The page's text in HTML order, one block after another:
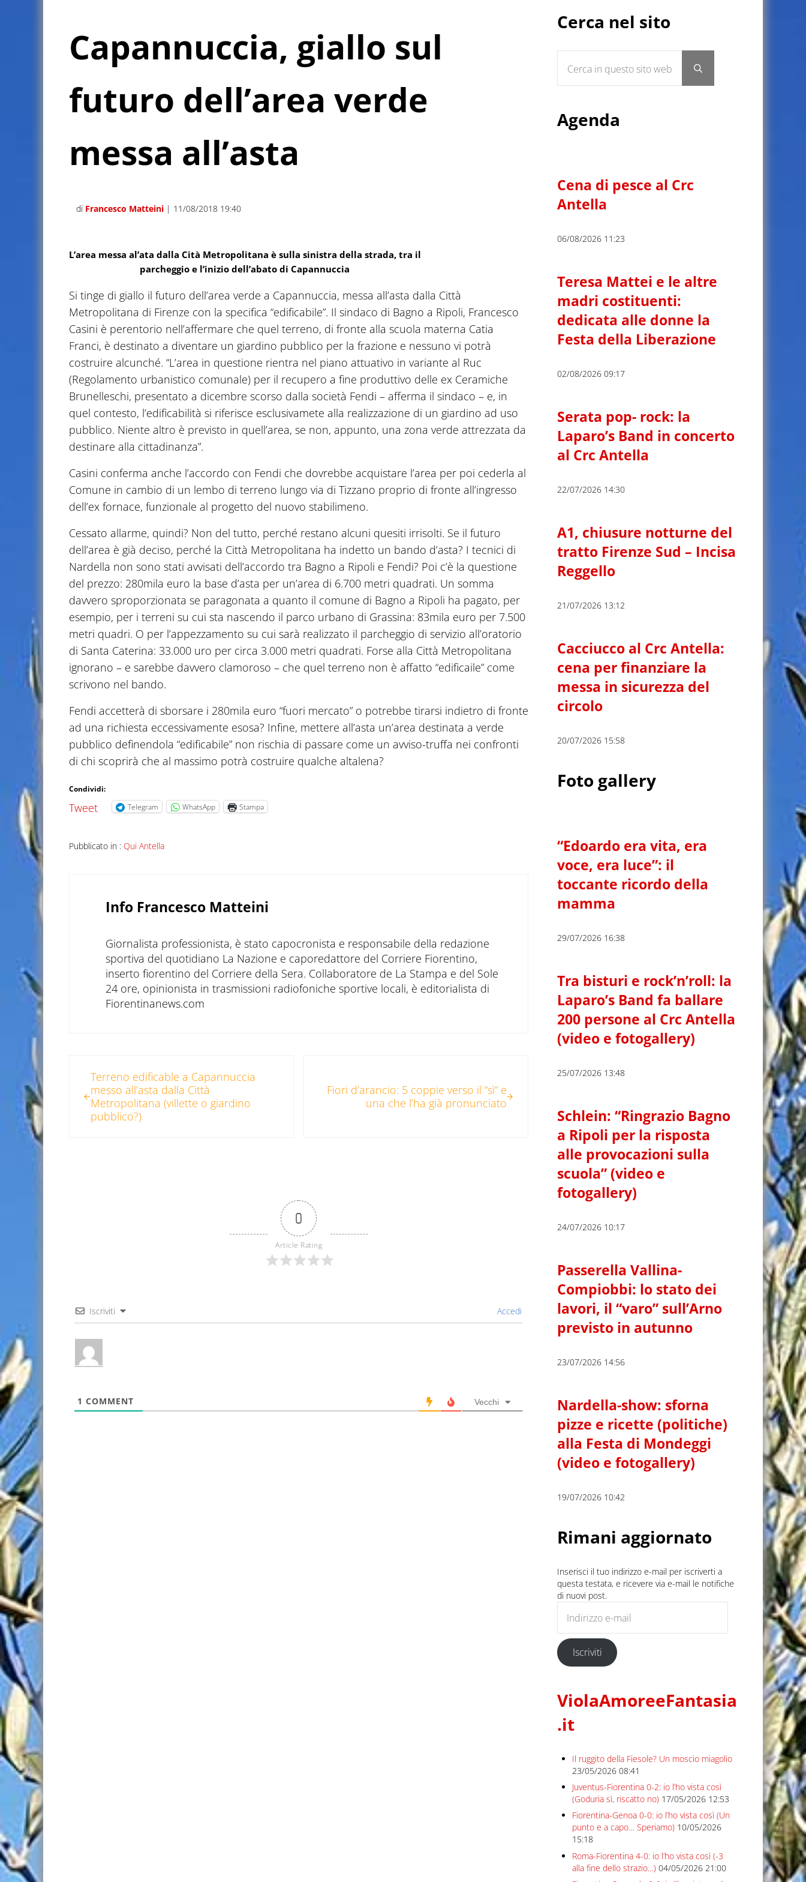
Capannuccia, giallo sul
futuro dell’area verde
messa all’asta
di Francesco Matteini | 11/08/2018 19:40
L’area messa al’ata dalla Cità Metropolitana è sulla sinistra della strada, tra il
parcheggio e l’inizio dell’abato di Capannuccia
Si tinge di giallo il futuro dell’area verde a Capannuccia, messa all’asta dalla Città
Metropolitana di Firenze con la specifica “edificabile”. Il sindaco di Bagno a Ripoli, Francesco
Casini è perentorio nell’affermare che quel terreno, di fronte alla scuola materna Catia
Franci, è destinato a diventare un giardino pubblico per la frazione e nessuno vi potrà
costruire alcunché. “L’area in questione rientra nel piano attuativo in variante al Ruc
(Regolamento urbanistico comunale) per il recupero a fine produttivo delle ex Ceramiche
Brunelleschi, presentato a dicembre scorso dalla società Fendi – afferma il sindaco – e, in
quel contesto, l’edificabilità si riferisce esclusivamete alla realizzazione di un giardino ad uso
pubblico. Niente altro è previsto in quell’area, se non, appunto, una zona verde attrezzata da
destinare alla cittadinanza”.
Casini conferma anche l’accordo con Fendi che dovrebbe acquistare l’area per poi cederla al
Comune in cambio di un lembo di terreno lungo via di Tizzano proprio di fronte all’ingresso
dell’ex fornace, funzionale al progetto del nuovo stabilimeno.
Cessato allarme, quindi? Non del tutto, perché restano alcuni quesiti irrisolti. Se il futuro
dell’area è già deciso, perché la Città Metropolitana ha indetto un bando d’asta? I tecnici di
Nardella non sono stati avvisati dell’accordo tra Bagno a Ripoli e Fendi? Poi c’è la questione
del prezzo: 280mila euro la base d’asta per un’area di 6.700 metri quadrati. Un somma
davvero sproporzionata se paragonata a quanto il comune di Bagno a Ripoli ha pagato, per
esempio, per i terreni su cui sta nascendo il parco urbano di Grassina: 83mila euro per 7.500
metri quadri. O per l’appezzamento su cui sarà realizzato il parcheggio di servizio all’oratorio
di Santa Caterina: 33.000 uro per circa 3.000 metri quadrati. Forse alla Città Metropolitana
ignorano – e sarebbe davvero clamoroso – che quel terreno non è affatto “edificaile” come
scrivono nel bando.
Fendi accetterà di sborsare i 280mila euro “fuori mercato” o potrebbe tirarsi indietro di fronte
ad una richiesta eccessivamente esosa? Infine, mettere all’asta un’area destinata a verde
pubblico definendola “edificabile” non rischia di passare come un avviso-truffa nei confronti
di chi scoprirà che al massimo potrà costruire qualche altalena?
Condividi:
Tweet Telegram WhatsApp Stampa
Pubblicato in : Qui Antella
Info Francesco Matteini
Giornalista professionista, è stato capocronista e responsabile della redazione
sportiva del quotidiano La Nazione e caporedattore del Corriere Fiorentino,
inserto fiorentino del Corriere della Sera. Collaboratore de La Stampa e del Sole
24 ore, opinionista in trasmissioni radiofoniche sportive locali, è editorialista di
Fiorentinanews.com
Terreno edificable a Capannuccia
messo all’asta dalla Città
Metropolitana (villette o giardino
pubblico?)
Fiori d’arancio: 5 coppie verso il “sì” e
una che l’ha già pronunciato
0
Article Rating
Iscriviti Accedi
1 COMMENT Vecchi
Cerca nel sito
Submit search
Agenda
Cena di pesce al Crc
Antella
06/08/2026 11:23
Teresa Mattei e le altre
madri costituenti:
dedicata alle donne la
Festa della Liberazione
02/08/2026 09:17
Serata pop- rock: la
Laparo’s Band in concerto
al Crc Antella
22/07/2026 14:30
A1, chiusure notturne del
tratto Firenze Sud – Incisa
Reggello
21/07/2026 13:12
Cacciucco al Crc Antella:
cena per finanziare la
messa in sicurezza del
circolo
20/07/2026 15:58
Foto gallery
“Edoardo era vita, era
voce, era luce”: il
toccante ricordo della
mamma
29/07/2026 16:38
Tra bisturi e rock’n’roll: la
Laparo’s Band fa ballare
200 persone al Crc Antella
(video e fotogallery)
25/07/2026 13:48
Schlein: “Ringrazio Bagno
a Ripoli per la risposta
alle provocazioni sulla
scuola” (video e
fotogallery)
24/07/2026 10:17
Passerella Vallina-
Compiobbi: lo stato dei
lavori, il “varo” sull’Arno
previsto in autunno
23/07/2026 14:56
Nardella-show: sforna
pizze e ricette (politiche)
alla Festa di Mondeggi
(video e fotogallery)
19/07/2026 10:42
Rimani aggiornato
Inserisci il tuo indirizzo e-mail per iscriverti a
questa testata, e ricevere via e-mail le notifiche
di nuovi post.
Iscriviti
ViolaAmoreeFantasia
.it
Il ruggito della Fiesole? Un moscio miagolio
23/05/2026 08:41
Juventus-Fiorentina 0-2: io l’ho vista così
(Goduria sì, riscatto no) 17/05/2026 12:53
Fiorentina-Genoa 0-0: io l’ho vista così (Un
punto e a capo… Speriamo) 10/05/2026
15:18
Roma-Fiorentina 4-0: io l’ho vista così (-3
alla fine dello strazio…) 04/05/2026 21:00